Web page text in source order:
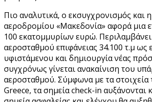
Πιο αναλυτικά, ο εκσυγχρονισμός και
αεροδρομίου «Μακεδονία» αφορά μια
100 εκατομμυρίων ευρώ.
αεροσταθμού επιφάνειας 34.100 τ.μ ως
υφιστάμενου και δημιουργία νέας
συγχρόνως γίνεται ανακαίνιση του
αεροσταθμού. Σύμφωνα με τα
Greece, τα σημεία check-in αυξάνονται